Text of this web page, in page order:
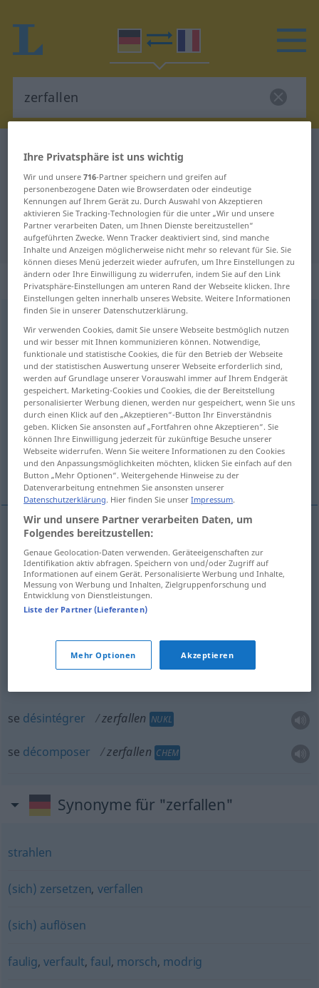
Deutsch-Französisch Wörterbuch
Deutsch-Französisch Übersetzung
für "zerfallen"
"zerfallen" Französisch Übersetzung
„zerfallen“: intransitives Verb
zerfallen
Übersicht aller Übersetzungen
(Für mehr Details die Übersetzung anklicken/antippen)
tomber en ruine, se délabrer, se désintégrer
se désintégrer, se décomposer
tomber en décadence
délabrer zerfallen
désintégrer zerfallen
endécadence zerfallen
se désintégrer zerfallen NUKL
se décomposer zerfallen CHEM
Synonyme für "zerfallen"
strahlen
(sich) zersetzen, verfallen
(sich) auflösen
faulig,verfault,faul, morsch, modrig
Ihre Privatsphäre ist uns wichtig
Wir und unsere716-Partner speichern und greifen auf
personenbezogene Daten wie Browserdaten oder eindeutige
Kennungen auf Ihrem Gerät zu. Durch Auswahl von Akzeptieren
aktivieren Sie Tracking-Technologien für die unter „Wir und unsere
Partner verarbeiten Daten, um Ihnen Dienste bereitzustellen“
aufgeführten Zwecke. Wenn Tracker deaktiviert sind, sind manche
Inhalte und Anzeigen möglicherweise nicht mehr so relevant für Sie. Sie
können dieses Menü jederzeit wieder aufrufen, um Ihre Einstellungen zu
ändern oder Ihre Einwilligung zu widerrufen, indem Sie auf den Link
Privatsphäre-Einstellungen am unteren Rand der Webseite klicken. Ihre
Einstellungen gelten innerhalb unseres Website. Weitere Informationen
finden Sie in unserer Datenschutzerklärung.
Wir verwenden Cookies, damit Sie unsere Webseite bestmöglich nutzen
und wir besser mit Ihnen kommunizieren können. Notwendige,
funktionale und statistische Cookies, die für den Betrieb der Webseite
und der statistischen Auswertung unserer Webseite erforderlich sind,
werden auf Grundlage unserer Vorauswahl immer auf Ihrem Endgerät
gespeichert. Marketing-Cookies und Cookies, die der Bereitstellung
personalisierter Werbung dienen, werden nur gespeichert, wenn Sie uns
durch einen Klick auf den „Akzeptieren“-Button Ihr Einverständnis
geben. Klicken Sie ansonsten auf „Fortfahren ohne Akzeptieren“. Sie
können Ihre Einwilligung jederzeit für zukünftige Besuche unserer
Webseite widerrufen. Wenn Sie weitere Informationen zu den Cookies
und den Anpassungsmöglichkeiten möchten, klicken Sie einfach auf den
Button „Mehr Optionen“. Weitergehende Hinweise zu der
Datenverarbeitung entnehmen Sie ansonsten unserer
Datenschutzerklärung. Hier finden Sie unserImpressum.
Wir und unsere Partner verarbeiten Daten, um
Folgendes bereitzustellen:
Genaue Geolocation-Daten verwenden. Geräteeigenschaften zur
Identifikation aktiv abfragen. Speichern von und/oder Zugriff auf
Informationen auf einem Gerät. Personalisierte Werbung und Inhalte,
Messung von Werbung und Inhalten, Zielgruppenforschung und
Entwicklung von Dienstleistungen.
Liste der Partner (Lieferanten)
Mehr Optionen Akzeptieren